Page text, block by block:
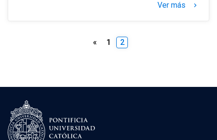
Ver más keyboard_arrow_right
Paginación
« 1 2